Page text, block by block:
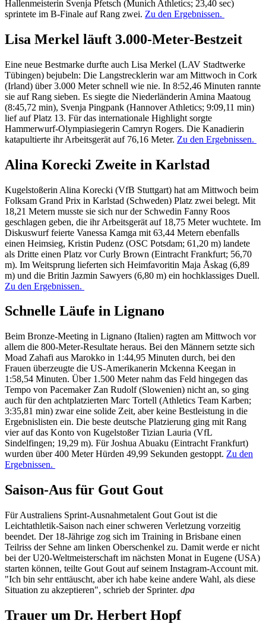
Hallenmeisterin Svenja Pfetsch (Munich Athletics; 23,40 sec)
sprintete im B-Finale auf Rang zwei. Zu den Ergebnissen.
Lisa Merkel läuft 3.000-Meter-Bestzeit
Eine neue Bestmarke durfte auch Lisa Merkel (LAV Stadtwerke
Tübingen) bejubeln: Die Langstrecklerin war am Mittwoch in Cork
(Irland) über 3.000 Meter schnell wie nie. In 8:52,46 Minuten rannte
sie auf Rang sieben. Es siegte die Niederländerin Amina Maatoug
(8:45,72 min), Svenja Pingpank (Hannover Athletics; 9:09,11 min)
lief auf Platz 13. Für das internationale Highlight sorgte
Hammerwurf-Olympiasiegerin Camryn Rogers. Die Kanadierin
katapultierte ihr Arbeitsgerät auf 76,16 Meter. Zu den Ergebnissen.
Alina Korecki Zweite in Karlstad
Kugelstoßerin Alina Korecki (VfB Stuttgart) hat am Mittwoch beim
Folksam Grand Prix in Karlstad (Schweden) Platz zwei belegt. Mit
18,21 Metern musste sie sich nur der Schwedin Fanny Roos
geschlagen geben, die ihr Arbeitsgerät auf 18,75 Meter wuchtete. Im
Diskuswurf feierte Vanessa Kamga mit 63,44 Metern ebenfalls
einen Heimsieg, Kristin Pudenz (OSC Potsdam; 61,20 m) landete
als Dritte einen Platz vor Curly Brown (Eintracht Frankfurt; 56,70
m). Im Weitsprung lieferten sich Heimfavoritin Maja Åskag (6,89
m) und die Britin Jazmin Sawyers (6,80 m) ein hochklassiges Duell.
Zu den Ergebnissen.
Schnelle Läufe in Lignano
Beim Bronze-Meeting in Lignano (Italien) ragten am Mittwoch vor
allem die 800-Meter-Resultate heraus. Bei den Männern setzte sich
Moad Zahafi aus Marokko in 1:44,95 Minuten durch, bei den
Frauen überzeugte die US-Amerikanerin Mckenna Keegan in
1:58,54 Minuten. Über 1.500 Meter nahm das Feld hingegen das
Tempo von Pacemaker Zan Rudolf (Slowenien) nicht an, so ging
auch für den achtplatzierten Marc Tortell (Athletics Team Karben;
3:35,81 min) zwar eine solide Zeit, aber keine Bestleistung in die
Ergebnislisten ein. Die beste deutsche Platzierung ging mit Rang
vier auf das Konto von Kugelstoßer Tizian Lauria (VfL
Sindelfingen; 19,29 m). Für Joshua Abuaku (Eintracht Frankfurt)
wurden über 400 Meter Hürden 49,99 Sekunden gestoppt. Zu den
Ergebnissen.
Saison-Aus für Gout Gout
Für Australiens Sprint-Ausnahmetalent Gout Gout ist die
Leichtathletik-Saison nach einer schweren Verletzung vorzeitig
beendet. Der 18-Jährige zog sich im Training in Brisbane einen
Teilriss der Sehne am linken Oberschenkel zu. Damit werde er nicht
bei der U20-Weltmeisterschaft im nächsten Monat in Eugene (USA)
starten können, teilte Gout Gout auf seinem Instagram-Account mit.
"Ich bin sehr enttäuscht, aber ich habe keine andere Wahl, als diese
Situation zu akzeptieren", schrieb der Sprinter. dpa
Trauer um Dr. Herbert Hopf